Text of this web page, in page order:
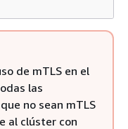
de mTLS en el
las
no sean mTLS
al clúster con